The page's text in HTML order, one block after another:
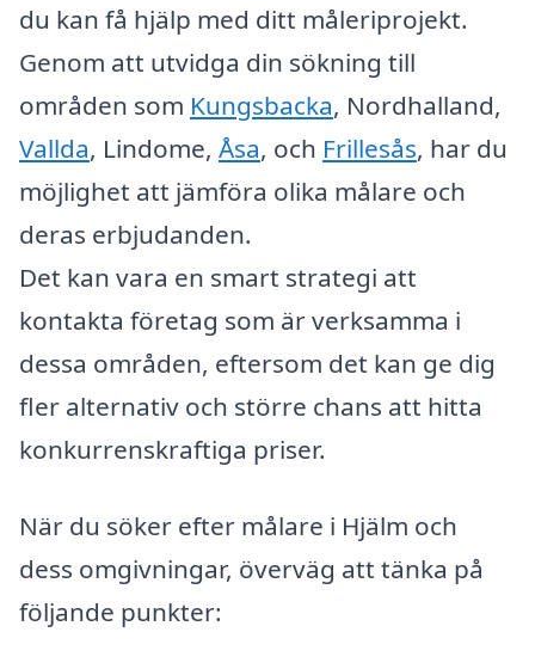
du kan få hjälp med ditt måleriprojekt.
Genom att utvidga din sökning till
områden som Kungsbacka, Nordhalland,
Vallda, Lindome, Åsa, och Frillesås, har du
möjlighet att jämföra olika målare och
deras erbjudanden.
Det kan vara en smart strategi att
kontakta företag som är verksamma i
dessa områden, eftersom det kan ge dig
fler alternativ och större chans att hitta
konkurrenskraftiga priser.
När du söker efter målare i Hjälm och
dess omgivningar, överväg att tänka på
följande punkter: